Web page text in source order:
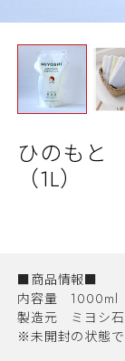
ひのもと
（1L）
■商品情報■
内容量 1000ml
製造元 ミヨシ
※未開封の状態で